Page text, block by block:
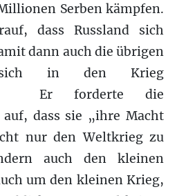
Serben kämpfen.
dass Russland sich
dann auch die übrigen
sich in den Krieg
Er forderte die
auf, dass sie „ihre Macht
nur den Weltkrieg zu
auch den kleinen
um den kleinen Krieg,